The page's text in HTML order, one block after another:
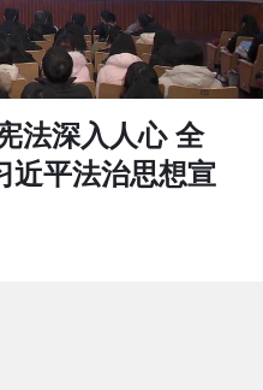
法深入人心 全
近平法治思想宣